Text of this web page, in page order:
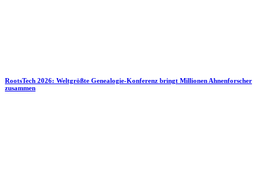
RootsTech 2026: Weltgrößte Genealogie-Konferenz bringt Millionen Ahnenforscher
zusammen